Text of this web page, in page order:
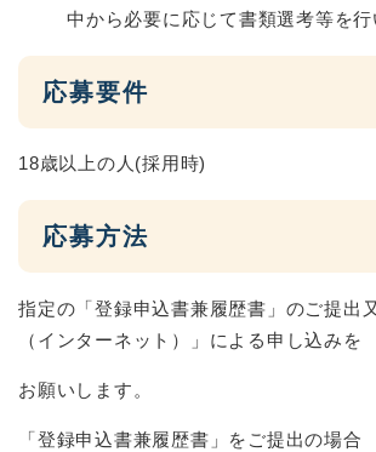
中から必要に応じて書類選考等を行
応募要件
18歳以上の人(採用時)
応募方法
指定の「登録申込書兼履歴書」のご提出
（インターネット）」による申し込みを
お願いします。
「登録申込書兼履歴書」をご提出の場合